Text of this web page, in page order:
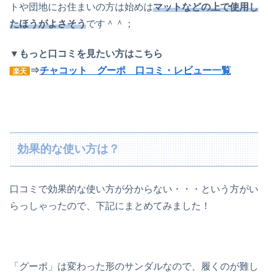
トや団地にお住まいの方は始めはマットなどの上で使用し
たほうがよさそうです＾＾；
▼ もっと口コミを見たい方はこちら
楽天 ⇒チャコット グーポ 口コミ・レビュー一覧
効果的な使い方は？
口コミで効果的な使い方が分からない・・・という方がい
らっしゃったので、下記にまとめてみました！
「グーポ」は変わった形のサンダルなので、履くのが難し